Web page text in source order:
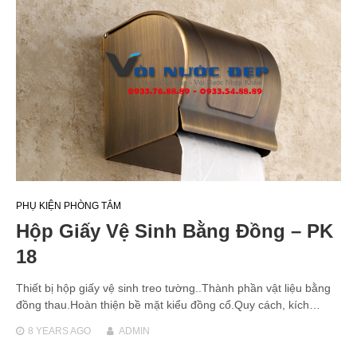
PHỤ KIỆN PHÒNG TẮM
Hộp Giấy Vệ Sinh Bằng Đồng – PK
18
Thiết bị hộp giấy vệ sinh treo tường..Thành phần vật liệu bằng
đồng thau.Hoàn thiện bề mặt kiểu đồng cổ.Quy cách, kích…
8 YEARSAGO ADMIN